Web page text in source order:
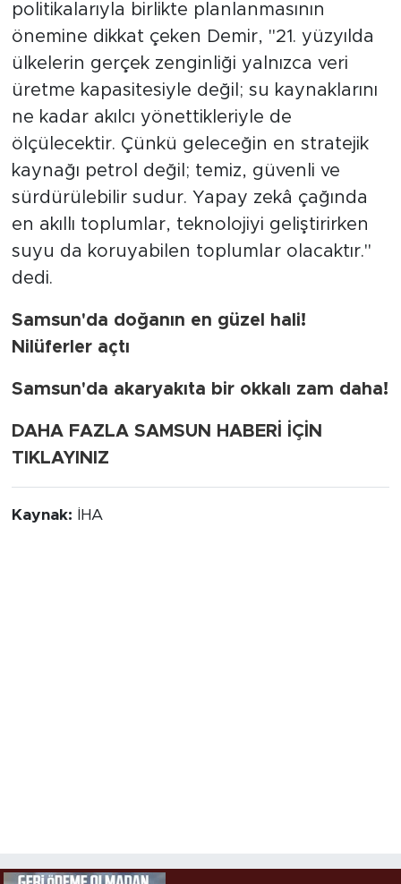
politikalarıyla birlikte planlanmasının
önemine dikkat çeken Demir, "21. yüzyılda
ülkelerin gerçek zenginliği yalnızca veri
üretme kapasitesiyle değil; su kaynaklarını
ne kadar akılcı yönettikleriyle de
ölçülecektir. Çünkü geleceğin en stratejik
kaynağı petrol değil; temiz, güvenli ve
sürdürülebilir sudur. Yapay zekâ çağında
en akıllı toplumlar, teknolojiyi geliştirirken
suyu da koruyabilen toplumlar olacaktır."
dedi.
Samsun'da doğanın en güzel hali!
Nilüferler açtı
Samsun'da akaryakıta bir okkalı zam daha!
DAHA FAZLA SAMSUN HABERİ İÇİN
TIKLAYINIZ
Kaynak: İHA